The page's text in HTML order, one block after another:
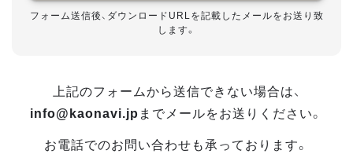
フォーム送信後、ダウンロードURLを記載したメールをお送り致
します。
上記のフォームから送信できない場合は、
info@kaonavi.jp までメールをお送りください。
お電話でのお問い合わせも承っております。